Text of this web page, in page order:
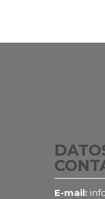
E-mail: